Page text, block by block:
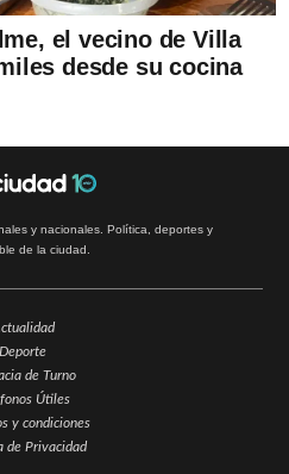
el vecino de Villa
desde su cocina
y nacionales. Política, deportes y
de la ciudad.
Deporte
de Turno
Útiles
y condiciones
de Privacidad